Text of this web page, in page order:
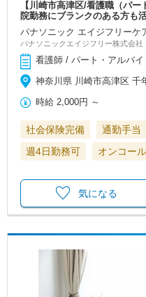
【川崎市高津区/看護職（パ
院勤務にブランクのある方も
パナソニック エイジフリーケ
パナソニックエイジフリー株式会社
看護師 / パート・アルバイ
神奈川県 川崎市高津区 千
時給 2,000円 ～
社会保険完備 通勤手当
週4日勤務可
オンコー
気になる